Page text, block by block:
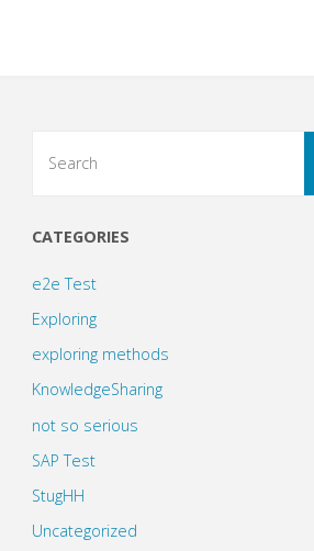
CATEGORIES
e2e Test
Exploring
exploring methods
KnowledgeSharing
not so serious
SAP Test
StugHH
Uncategorized